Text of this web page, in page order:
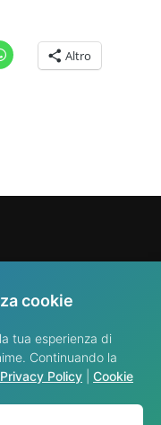
Altro
cookie
tua esperienza di
Continuando la
Privacy Policy
Cookie